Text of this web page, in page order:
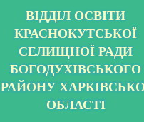
ВІДДІЛ ОСВІТИ
КРАСНОКУТСЬКОЇ
СЕЛИЩНОЇ РАДИ
БОГОДУХІВСЬКОГО
РАЙОНУ
ОБЛАСТІ